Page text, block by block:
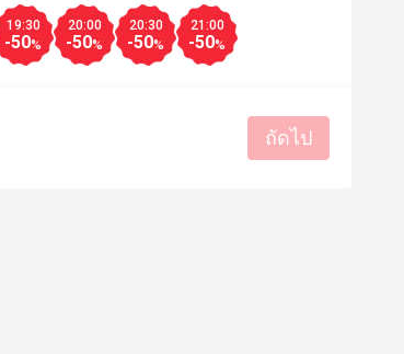
19:30
-50%
20:00
-50%
20:30
-50%
21:00
-50%
ถัดไป